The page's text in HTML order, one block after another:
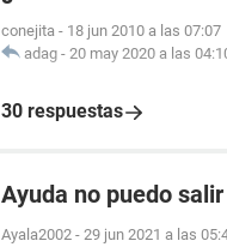
conejita - 18 jun 2010 a las 07:07
adag - 20 may 2020 a las
30 respuestas
Ayuda no puedo
Ayala2002 - 29 jun 2021 a las